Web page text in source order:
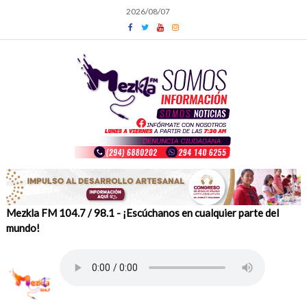
content
2026/08/07
Mezkla FM 104.7 / 98.1 - ¡Escúchanos en cualquier parte del
mundo!